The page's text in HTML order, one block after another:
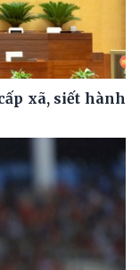
xã, siết hành